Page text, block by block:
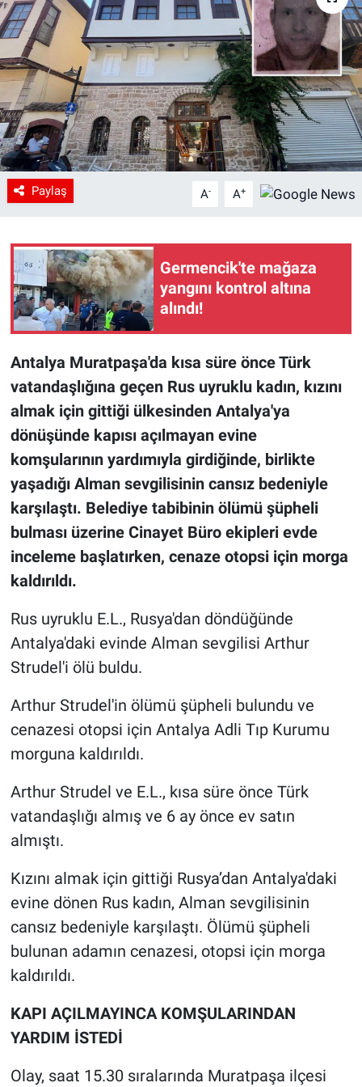
Paylaş A- A+
Germencik'te mağaza
yangını kontrol altına
alındı!
Antalya Muratpaşa'da kısa süre önce Türk
vatandaşlığına geçen Rus uyruklu kadın, kızını
almak için gittiği ülkesinden Antalya'ya
dönüşünde kapısı açılmayan evine
komşularının yardımıyla girdiğinde, birlikte
yaşadığı Alman sevgilisinin cansız bedeniyle
karşılaştı. Belediye tabibinin ölümü şüpheli
bulması üzerine Cinayet Büro ekipleri evde
inceleme başlatırken, cenaze otopsi için morga
kaldırıldı.
Rus uyruklu E.L., Rusya'dan döndüğünde
Antalya'daki evinde Alman sevgilisi Arthur
Strudel'i ölü buldu.
Arthur Strudel'in ölümü şüpheli bulundu ve
cenazesi otopsi için Antalya Adli Tıp Kurumu
morguna kaldırıldı.
Arthur Strudel ve E.L., kısa süre önce Türk
vatandaşlığı almış ve 6 ay önce ev satın
almıştı.
Kızını almak için gittiği Rusya’dan Antalya'daki
evine dönen Rus kadın, Alman sevgilisinin
cansız bedeniyle karşılaştı. Ölümü şüpheli
bulunan adamın cenazesi, otopsi için morga
kaldırıldı.
KAPI AÇILMAYINCA KOMŞULARINDAN
YARDIM İSTEDİ
Olay, saat 15.30 sıralarında Muratpaşa ilçesi